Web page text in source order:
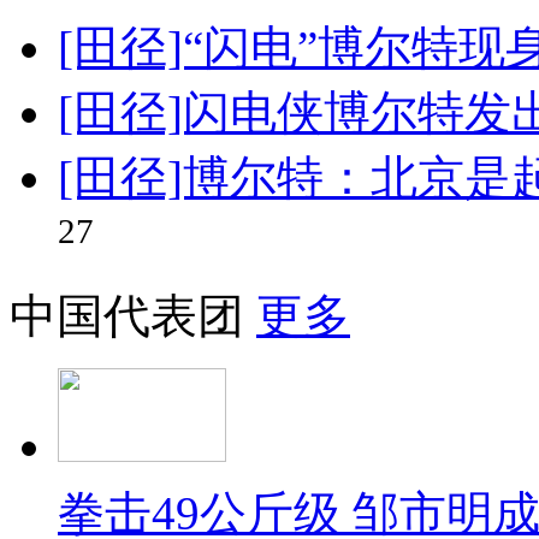
[田径]“闪电”博尔特现
[田径]闪电侠博尔特发
[田径]博尔特：北京是
27
中国代表团 更多
拳击49公斤级 邹市明